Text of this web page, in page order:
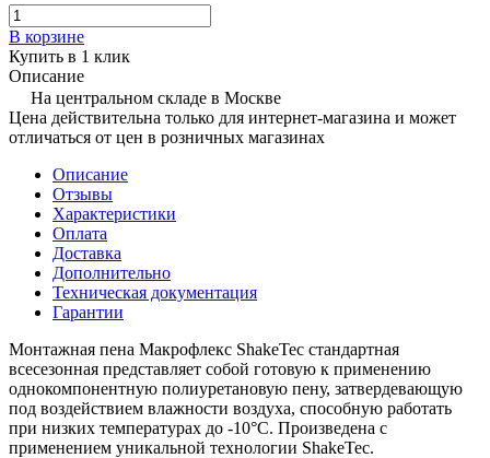
В корзине
Купить в 1 клик
Описание
На центральном складе в Москве
Цена действительна только для интернет-магазина и может
отличаться от цен в розничных магазинах
Описание
Отзывы
Характеристики
Оплата
Доставка
Дополнительно
Техническая документация
Гарантии
Монтажная пена Макрофлекс ShakeTec стандартная
всесезонная представляет собой готовую к применению
однокомпонентную полиуретановую пену, затвердевающую
под воздействием влажности воздуха, способную работать
при низких температурах до -10°C. Произведена с
применением уникальной технологии ShakeTec.